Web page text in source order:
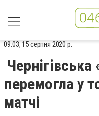
09:03, 15 серпня 2020 р.
перемогла у
матчі